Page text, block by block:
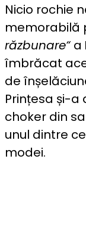
Nicio rochie
memorabilă
răzbunare“ a
îmbrăcat
de
Prințesa și-a
choker din
unul dintre
modei.